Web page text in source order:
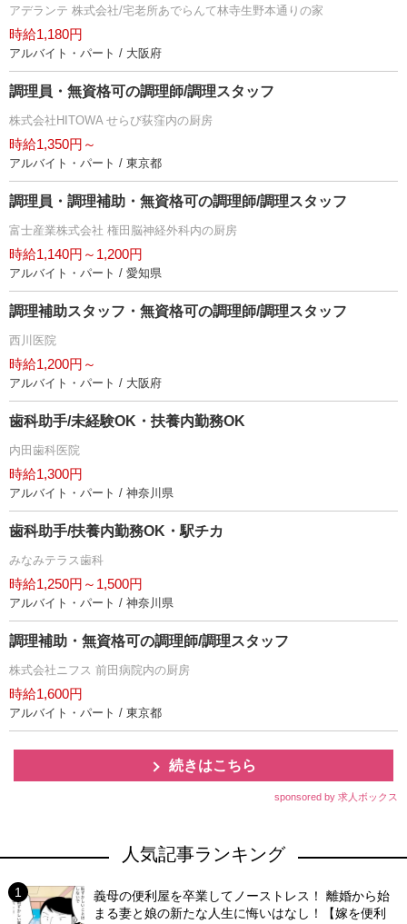
アデランテ 株式会社/宅老所あでらんて林寺生野本通りの家
時給1,180円
アルバイト・パート / 大阪府
調理員・無資格可の調理師/調理スタッフ
株式会社HITOWA せらび荻窪内の厨房
時給1,350円～
アルバイト・パート / 東京都
調理員・調理補助・無資格可の調理師/調理スタッフ
富士産業株式会社 権田脳神経外科内の厨房
時給1,140円～1,200円
アルバイト・パート / 愛知県
調理補助スタッフ・無資格可の調理師/調理スタッフ
西川医院
時給1,200円～
アルバイト・パート / 大阪府
歯科助手/未経験OK・扶養内勤務OK
内田歯科医院
時給1,300円
アルバイト・パート / 神奈川県
歯科助手/扶養内勤務OK・駅チカ
みなみテラス歯科
時給1,250円～1,500円
アルバイト・パート / 神奈川県
調理補助・無資格可の調理師/調理スタッフ
株式会社ニフス 前田病院内の厨房
時給1,600円
アルバイト・パート / 東京都
続きはこちら
sponsored by 求人ボックス
人気記事ランキング
義母の便利屋を卒業してノーストレス！ 離婚から始
まる妻と娘の新たな人生に悔いはなし！【嫁を便利